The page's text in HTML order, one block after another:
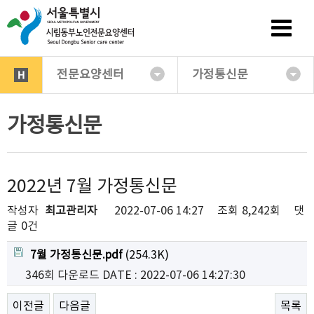
전문요양센터 가정통신문
가정통신문
2022년 7월 가정통신문
작성자 최고관리자 2022-07-06 14:27 조회 8,242회
댓
글 0건
7월 가정통신문.pdf (254.3K)
346회 다운로드 DATE : 2022-07-06 14:27:30
이전글 다음글 목록